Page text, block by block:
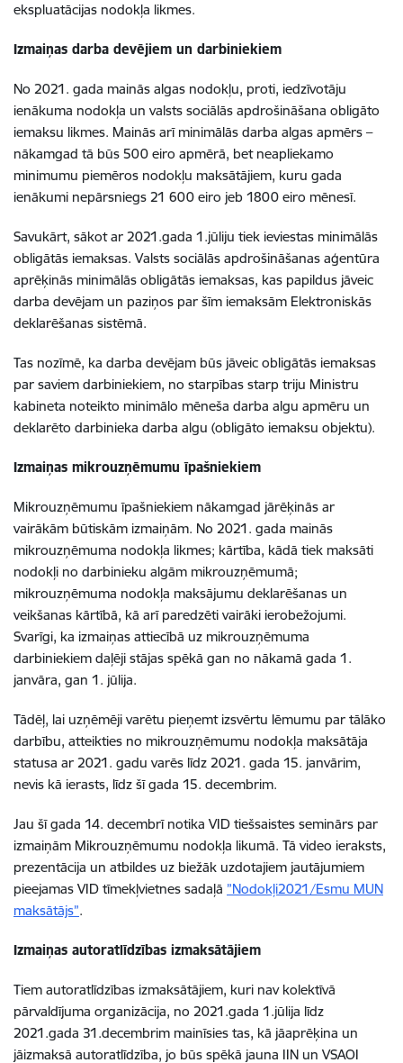
ekspluatācijas nodokļa likmes.
Izmaiņas darba devējiem un darbiniekiem
No 2021. gada mainās algas nodokļu, proti, iedzīvotāju
ienākuma nodokļa un valsts sociālās apdrošināšana obligāto
iemaksu likmes. Mainās arī minimālās darba algas apmērs –
nākamgad tā būs 500 eiro apmērā, bet neapliekamo
minimumu piemēros nodokļu maksātājiem, kuru gada
ienākumi nepārsniegs 21 600 eiro jeb 1800 eiro mēnesī.
Savukārt, sākot ar 2021.gada 1.jūliju tiek ieviestas minimālās
obligātās iemaksas. Valsts sociālās apdrošināšanas aģentūra
aprēķinās minimālās obligātās iemaksas, kas papildus jāveic
darba devējam un paziņos par šīm iemaksām Elektroniskās
deklarēšanas sistēmā.
Tas nozīmē, ka darba devējam būs jāveic obligātās iemaksas
par saviem darbiniekiem, no starpības starp triju Ministru
kabineta noteikto minimālo mēneša darba algu apmēru un
deklarēto darbinieka darba algu (obligāto iemaksu objektu).
Izmaiņas mikrouzņēmumu īpašniekiem
Mikrouzņēmumu īpašniekiem nākamgad jārēķinās ar
vairākām būtiskām izmaiņām. No 2021. gada mainās
mikrouzņēmuma nodokļa likmes; kārtība, kādā tiek maksāti
nodokļi no darbinieku algām mikrouzņēmumā;
mikrouzņēmuma nodokļa maksājumu deklarēšanas un
veikšanas kārtībā, kā arī paredzēti vairāki ierobežojumi.
Svarīgi, ka izmaiņas attiecībā uz mikrouzņēmuma
darbiniekiem daļēji stājas spēkā gan no nākamā gada 1.
janvāra, gan 1. jūlija.
Tādēļ, lai uzņēmēji varētu pieņemt izsvērtu lēmumu par tālāko
darbību, atteikties no mikrouzņēmumu nodokļa maksātāja
statusa ar 2021. gadu varēs līdz 2021. gada 15. janvārim,
nevis kā ierasts, līdz šī gada 15. decembrim.
Jau šī gada 14. decembrī notika VID tiešsaistes seminārs par
izmaiņām Mikrouzņēmumu nodokļa likumā. Tā video ieraksts,
prezentācija un atbildes uz biežāk uzdotajiem jautājumiem
pieejamas VID tīmekļvietnes sadaļā ”Nodokļi2021/Esmu MUN
maksātājs”.
Izmaiņas autoratlīdzības izmaksātājiem
Tiem autoratlīdzības izmaksātājiem, kuri nav kolektīvā
pārvaldījuma organizācija, no 2021.gada 1.jūlija līdz
2021.gada 31.decembrim mainīsies tas, kā jāaprēķina un
jāizmaksā autoratlīdzība, jo būs spēkā jauna IIN un VSAOI